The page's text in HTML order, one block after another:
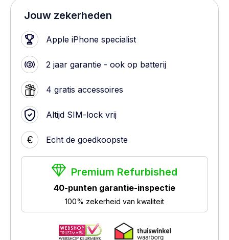
Jouw zekerheden
Apple iPhone specialist
2 jaar garantie - ook op batterij
4 gratis accessoires
Altijd SIM-lock vrij
€ Echt de goedkoopste
Premium Refurbished
40-punten garantie-inspectie
100% zekerheid van kwaliteit